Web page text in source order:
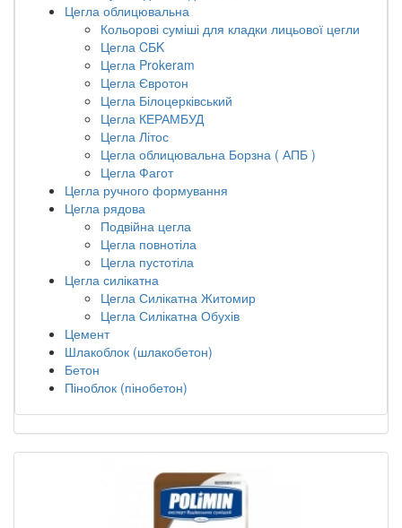
Цегла облицювальна
Кольорові суміші для кладки лицьової цегли
Цегла CБK
Цегла Prokeram
Цегла Євротон
Цегла Білоцерківський
Цегла КЕРАМБУД
Цегла Літос
Цегла облицювальна Борзна ( АПБ )
Цегла Фагот
Цегла ручного формування
Цегла рядова
Подвійна цегла
Цегла повнотіла
Цегла пустотіла
Цегла силікатна
Цегла Силікатна Житомир
Цегла Силікатна Обухів
Цемент
Шлакоблок (шлакобетон)
Бетон
Піноблок (пінобетон)